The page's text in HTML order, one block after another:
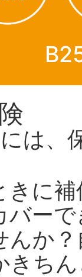
は、
きに
バー
んか
きち